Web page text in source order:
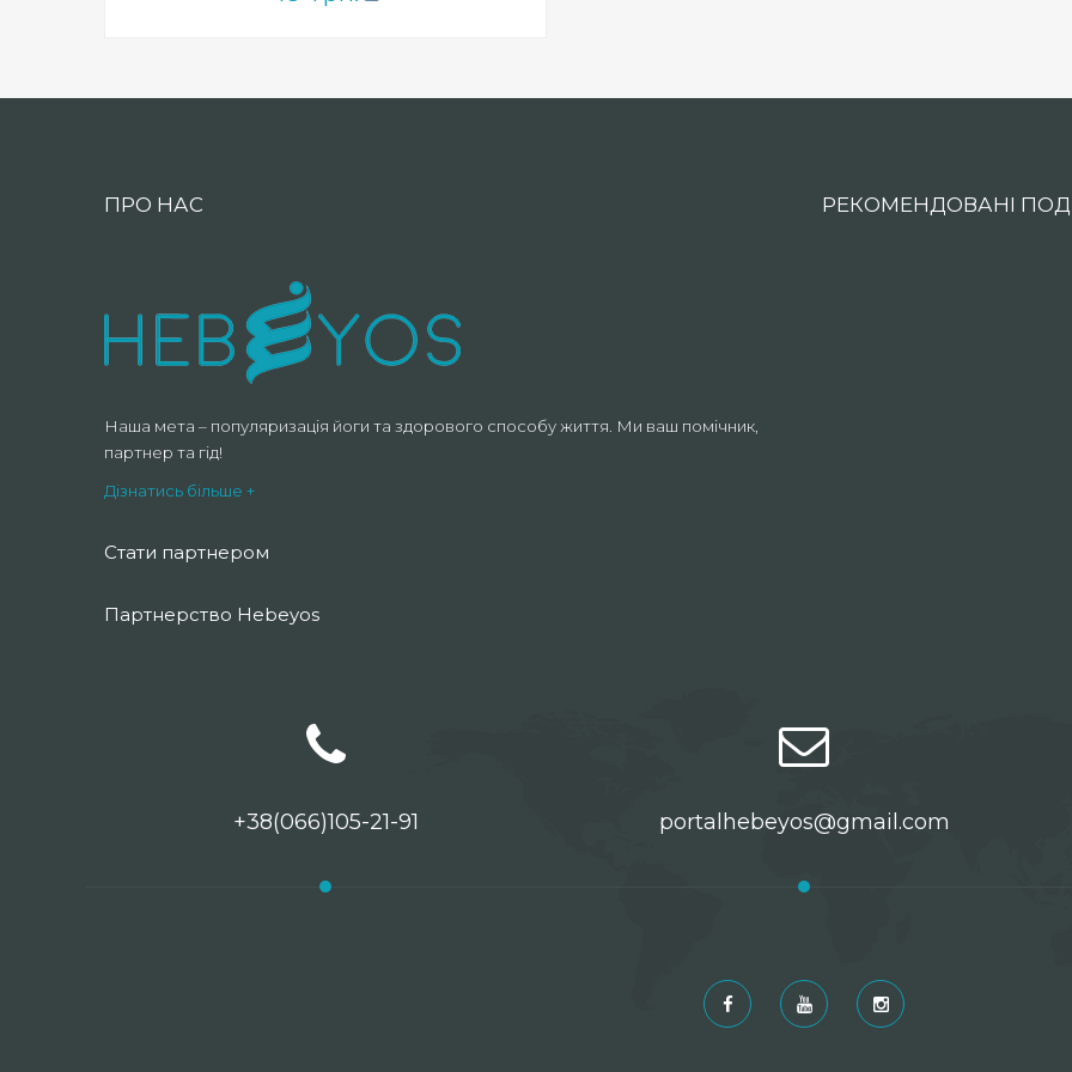
ПРО НАС
Наша мета – популяризація йоги та здорового способу життя. Ми ваш помічник,
партнер та гід!
Дізнатись більше +
Стати партнером
Партнерство Hebeyos
РЕКОМЕНДОВАНІ
+38(066)105-21-91 portalhebeyos@gmail.com